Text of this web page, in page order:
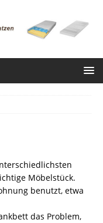
Möbelstück.
benutzt, etwa
das Problem,